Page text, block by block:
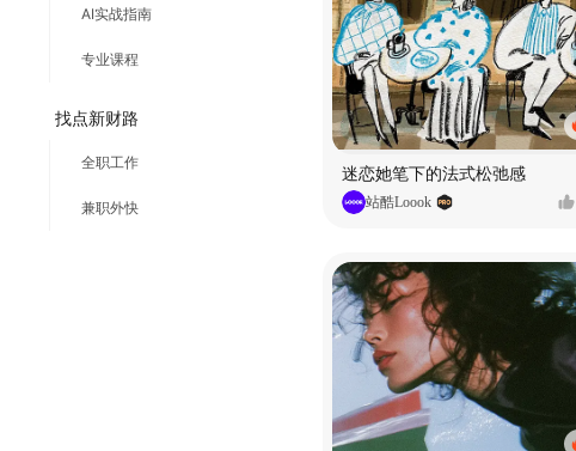
AI实战指南
专业课程
找点新财路
全职工作
兼职外快
迷恋她笔下的法式松弛感
站酷Loook